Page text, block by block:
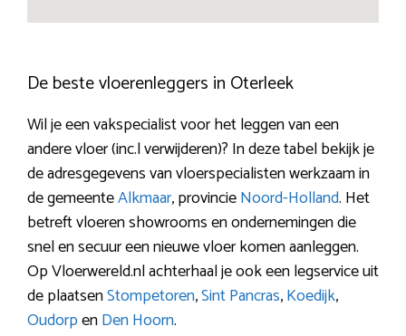
De beste vloerenleggers in Oterleek
Wil je een vakspecialist voor het leggen van een
andere vloer (inc.l verwijderen)? In deze tabel bekijk je
de adresgegevens van vloerspecialisten werkzaam in
de gemeenteAlkmaar, provincieNoord-Holland. Het
betreft vloeren showrooms en ondernemingen die
snel en secuur een nieuwe vloer komen aanleggen.
Op Vloerwereld.nl achterhaal je ook een legservice uit
de plaatsenStompetoren,Sint Pancras,Koedijk,
OudorpenDen Hoorn.